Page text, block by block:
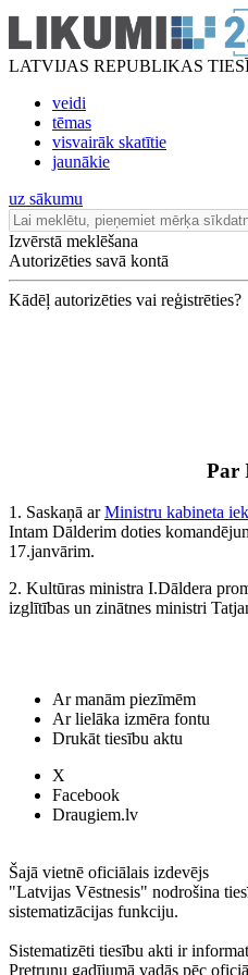
LATVIJAS REPUBLIKAS
veidi
tēmas
visvairāk skatītie
jaunākie
uz sākumu
Izvērstā meklēšana
Autorizēties savā kontā
Kādēļ autorizēties vai reģistrēties?
Par
1. Saskaņā arMinistru kabineta
Intam Dālderim doties
17.janvārim.
2. Kultūras ministra I.Dāldera
izglītības un zinātnes ministri
Ar manām piezīmēm
Ar lielāka izmēra fontu
Drukāt tiesību aktu
X
Facebook
Draugiem.lv
Šajā vietnē oficiālais izdevējs
"Latvijas Vēstnesis" nodrošina
sistematizācijas funkciju.
Sistematizēti tiesību akti ir
Pretrunu gadījumā vadās pēc